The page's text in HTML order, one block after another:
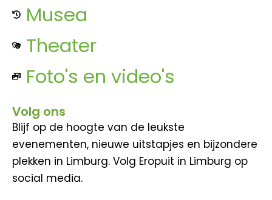
Musea
Theater
Foto's en video's
Volg ons
Blijf op de hoogte van de leukste
evenementen, nieuwe uitstapjes en bijzondere
plekken in Limburg. Volg Eropuit in Limburg op
social media.